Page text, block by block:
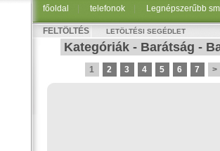
főoldal telefonok Legnépszerűbb
FELTÖLTÉS LETÖLTÉSI SEGÉDLET
Kategóriák - Barátság -
1 2 3 4 5 6 7 >